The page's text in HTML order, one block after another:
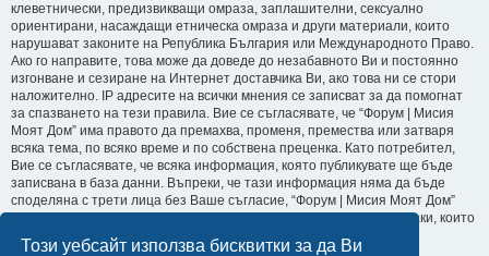
Този уебсайт използва бисквитки за да Ви
клеветнически, предизвикващи омраза, заплашителни, сексуално
ориентирани, насаждащи етническа омраза и други материали, които
нарушават законите на Република България или Международното Право.
Ако го направите, това може да доведе до незабавното Ви и постоянно
изгонване и сезиране на Интернет доставчика Ви, ако това ни се стори
наложително. IP адресите на всички мнения се записват за да помогнат
за спазването на тези правила. Вие се съгласявате, че “Форум | Мисия
Моят Дом” има правото да премахва, променя, премества или затваря
всяка тема, по всяко време и по собствена преценка. Като потребител,
Вие се съгласявате, че всяка информация, която публикувате ще бъде
записвана в база данни. Въпреки, че тази информация няма да бъде
споделяна с трети лица без Ваше съгласие, “Форум | Мисия Моят Дом”
или phpBB не могат да бъдат държани отговорни за хакерски атаки, които
могат да доведат до компрометиране на данните.